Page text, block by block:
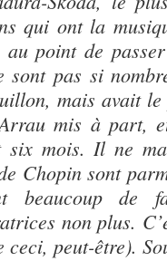
qui ont la
au point de
sont pas si
mais avait
mis à part,
six mois. Il ne
Chopin sont
beaucoup de
non plus.
ceci, peut-être).